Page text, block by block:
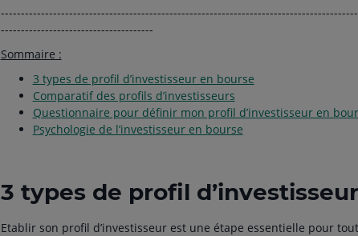
--------------------------------------
Sommaire :
3 types de profil d’investisseur en bourse
Comparatif des profils d’investisseurs
Questionnaire pour définir mon profil d’investisseur en
Psychologie de l’investisseur en bourse
3 types de profil
Etablir son profil d’investisseur est une étape essentielle pour